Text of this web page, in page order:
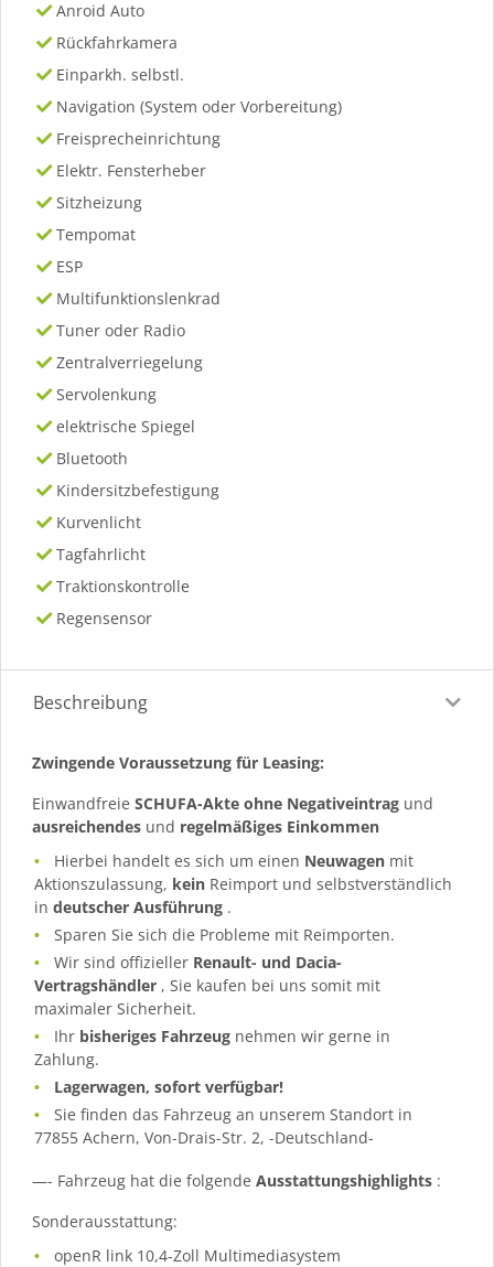
Anroid Auto
Rückfahrkamera
Einparkh. selbstl.
Navigation (System oder Vorbereitung)
Freisprecheinrichtung
Elektr. Fensterheber
Sitzheizung
Tempomat
ESP
Multifunktionslenkrad
Tuner oder Radio
Zentralverriegelung
Servolenkung
elektrische Spiegel
Bluetooth
Kindersitzbefestigung
Kurvenlicht
Tagfahrlicht
Traktionskontrolle
Regensensor
Beschreibung
Zwingende Voraussetzung für Leasing:
Einwandfreie SCHUFA-Akte ohne Negativeintrag und
ausreichendes und regelmäßiges Einkommen
Hierbei handelt es sich um einen Neuwagen mit
Aktionszulassung, kein Reimport und selbstverständlich
in deutscher Ausführung .
Sparen Sie sich die Probleme mit Reimporten.
Wir sind offizieller Renault- und Dacia-
Vertragshändler , Sie kaufen bei uns somit mit
maximaler Sicherheit.
Ihr bisheriges Fahrzeug nehmen wir gerne in
Zahlung.
Lagerwagen, sofort verfügbar!
Sie finden das Fahrzeug an unserem Standort in
77855 Achern, Von-Drais-Str. 2, -Deutschland-
—- Fahrzeug hat die folgende Ausstattungshighlights :
Sonderausstattung:
openR link 10,4-Zoll Multimediasystem